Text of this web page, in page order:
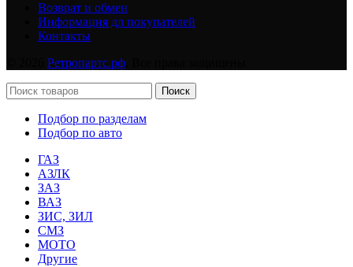
Возврат и обмен
Информация дл покупателей
Контакты
Ретропартс.рф
Поиск
Подбор по разделам
Подбор по авто
ГАЗ
АЗЛК
ЗАЗ
ВАЗ
ЗИС, ЗИЛ
СМЗ
МОТО
Другие